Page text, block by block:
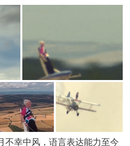
不幸中风，语言表达能力至今